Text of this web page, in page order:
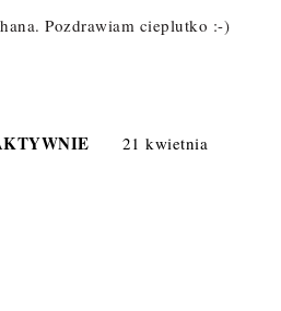
Pozdrawiam cieplutko :-)
21 kwietnia